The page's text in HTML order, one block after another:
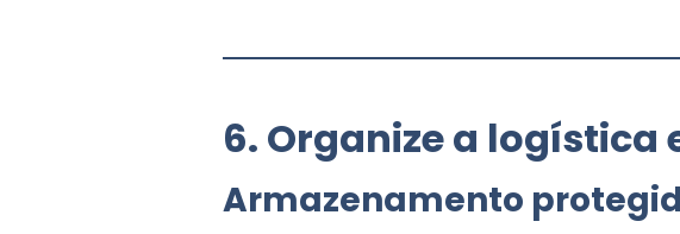
6. Organize a logística
Armazenamento